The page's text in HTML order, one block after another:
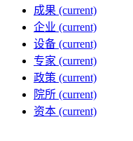
成果 (current)
企业 (current)
设备 (current)
专家 (current)
政策 (current)
院所 (current)
资本 (current)